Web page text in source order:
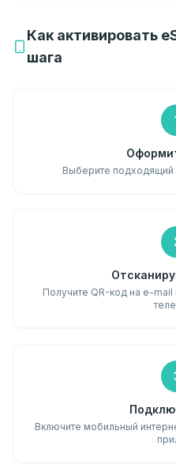
Как активировать
шага
Выберите подходящий
Получите QR-код на e-mail
Включите мобильный